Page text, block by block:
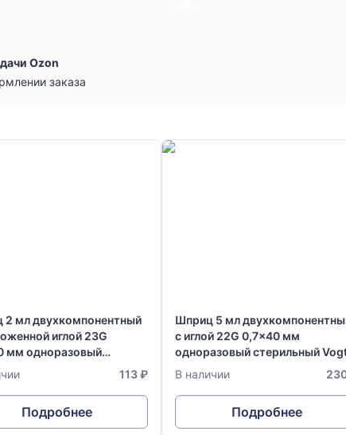
Ozon
заказа
2 мл двухкомпонентный
иглой 23G
мм одноразовый
Vogt Medical
113 ₽
Подробнее
Шприц 5 мл
с иглой 22G 0,7x40 мм
одноразовый стерильный
Medical Германия
В наличии
Подробнее